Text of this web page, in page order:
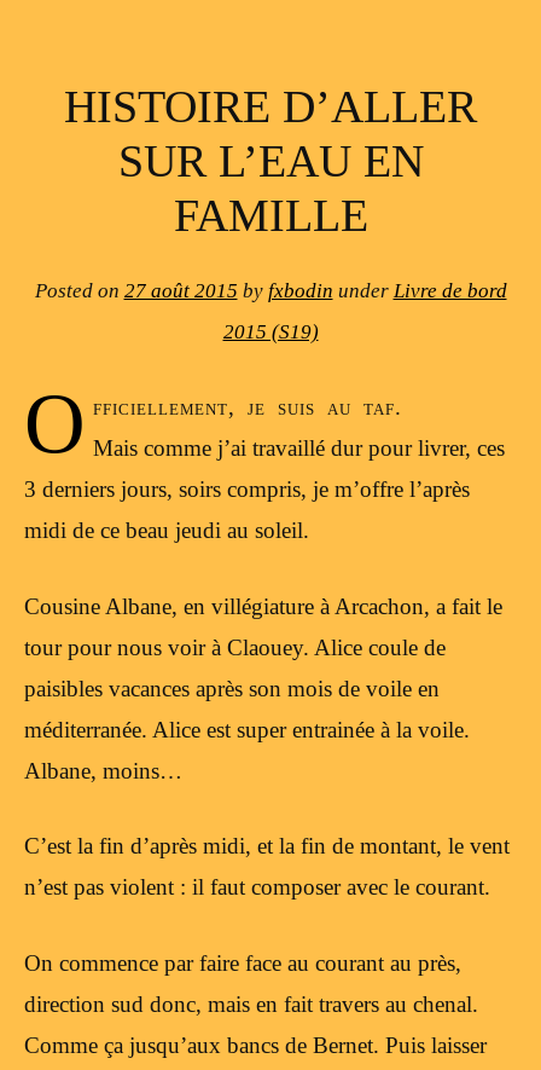
HISTOIRE D’ALLER
SUR L’EAU EN
FAMILLE
Posted on 27 août 2015 by fxbodin under Livre de bord
2015 (S19)
O fficiellement, je suis au taf.
Mais comme j’ai travaillé dur pour livrer, ces
3 derniers jours, soirs compris, je m’offre l’après
midi de ce beau jeudi au soleil.
Cousine Albane, en villégiature à Arcachon, a fait le
tour pour nous voir à Claouey. Alice coule de
paisibles vacances après son mois de voile en
méditerranée. Alice est super entrainée à la voile.
Albane, moins…
C’est la fin d’après midi, et la fin de montant, le vent
n’est pas violent : il faut composer avec le courant.
On commence par faire face au courant au près,
direction sud donc, mais en fait travers au chenal.
Comme ça jusqu’aux bancs de Bernet. Puis laisser